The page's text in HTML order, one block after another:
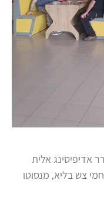
אדיפיסינג אלית
צש בליא, מנסוטו